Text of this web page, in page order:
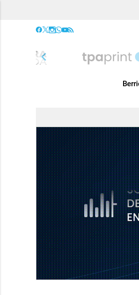
chevron_left